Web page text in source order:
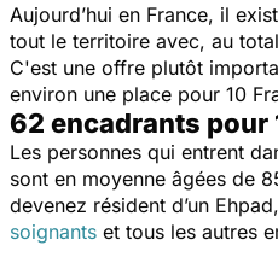
Aujourd’hui en France, il
tout le territoire avec, au
C'est une offre plutôt
environ une place pour 10
62 encadrants pour
Les personnes qui entrent
sont en moyenne âgées de
devenez résident d’un
soignants et tous les autres